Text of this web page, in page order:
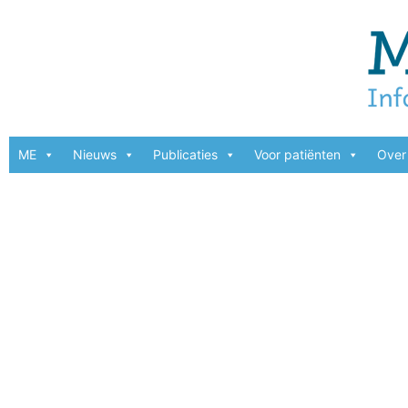
ME Nieuws Publicaties Voor patiënten